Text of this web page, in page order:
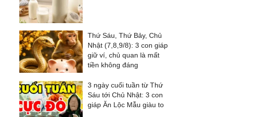
Thứ Sáu, Thứ Bảy, Chủ
Nhật (7,8,9/8): 3 con giáp
giữ ví, chủ quan là mất
tiền không đáng
3 ngày cuối tuần từ Thứ
Sáu tới Chủ Nhật: 3 con
giáp Ăn Lộc Mẫu giàu to